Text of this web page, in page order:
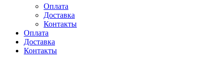
Оплата
Доставка
Контакты
Оплата
Доставка
Контакты